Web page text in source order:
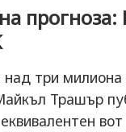
над три
Трашър